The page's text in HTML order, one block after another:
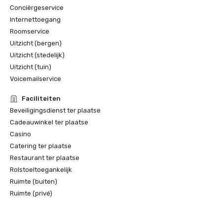
Conciërgeservice
Internettoegang
Roomservice
Uitzicht (bergen)
Uitzicht (stedelijk)
Uitzicht (tuin)
Voicemailservice
Faciliteiten
Beveiligingsdienst ter plaatse
Cadeauwinkel ter plaatse
Casino
Catering ter plaatse
Restaurant ter plaatse
Rolstoeltoegankelijk
Ruimte (buiten)
Ruimte (privé)